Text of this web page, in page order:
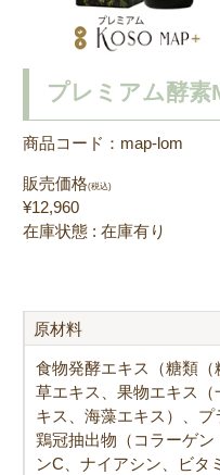
プレミアム酵素
商品コード：map-lom
販売価格(税込)
¥12,960
在庫状態 : 在庫有り
原材料
食物発酵エキス（糖類
草エキス、果物エキス
キス、海藻エキス）、プ
鶏冠抽出物（コラーゲン
ンC、ナイアシン、ビタ